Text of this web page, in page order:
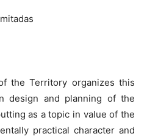
the Territory organizes this
design and planning of the
as a topic in value of the
practical character and